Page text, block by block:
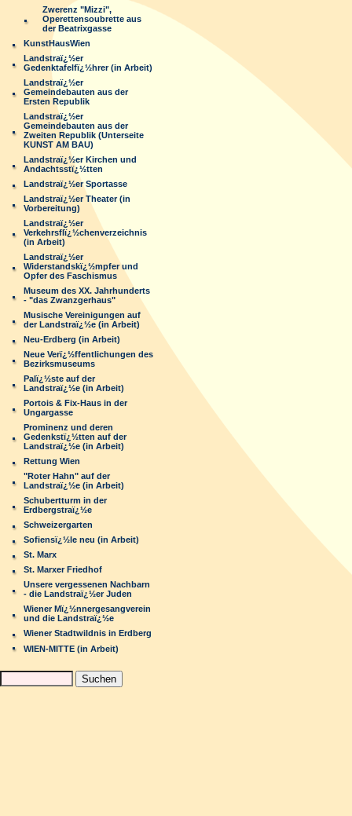
Zwerenz "Mizzi",
Operettensoubrette aus
der Beatrixgasse
KunstHausWien
Landstraï¿½er
Gedenktafelfï¿½hrer (in Arbeit)
Landstraï¿½er
Gemeindebauten aus der
Ersten Republik
Landstraï¿½er
Gemeindebauten aus der
Zweiten Republik (Unterseite
KUNST AM BAU)
Landstraï¿½er Kirchen und
Andachtsstï¿½tten
Landstraï¿½er Sportasse
Landstraï¿½er Theater (in
Vorbereitung)
Landstraï¿½er
Verkehrsflï¿½chenverzeichnis
(in Arbeit)
Landstraï¿½er
Widerstandskï¿½mpfer und
Opfer des Faschismus
Museum des XX. Jahrhunderts
- "das Zwanzgerhaus"
Musische Vereinigungen auf
der Landstraï¿½e (in Arbeit)
Neu-Erdberg (in Arbeit)
Neue Verï¿½ffentlichungen des
Bezirksmuseums
Palï¿½ste auf der
Landstraï¿½e (in Arbeit)
Portois & Fix-Haus in der
Ungargasse
Prominenz und deren
Gedenkstï¿½tten auf der
Landstraï¿½e (in Arbeit)
Rettung Wien
"Roter Hahn" auf der
Landstraï¿½e (in Arbeit)
Schubertturm in der
Erdbergstraï¿½e
Schweizergarten
Sofiensï¿½le neu (in Arbeit)
St. Marx
St. Marxer Friedhof
Unsere vergessenen Nachbarn
- die Landstraï¿½er Juden
Wiener Mï¿½nnergesangverein
und die Landstraï¿½e
Wiener Stadtwildnis in Erdberg
WIEN-MITTE (in Arbeit)